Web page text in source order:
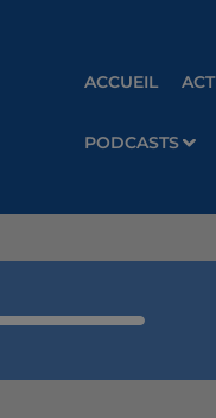
ACCUEIL
PODCASTS